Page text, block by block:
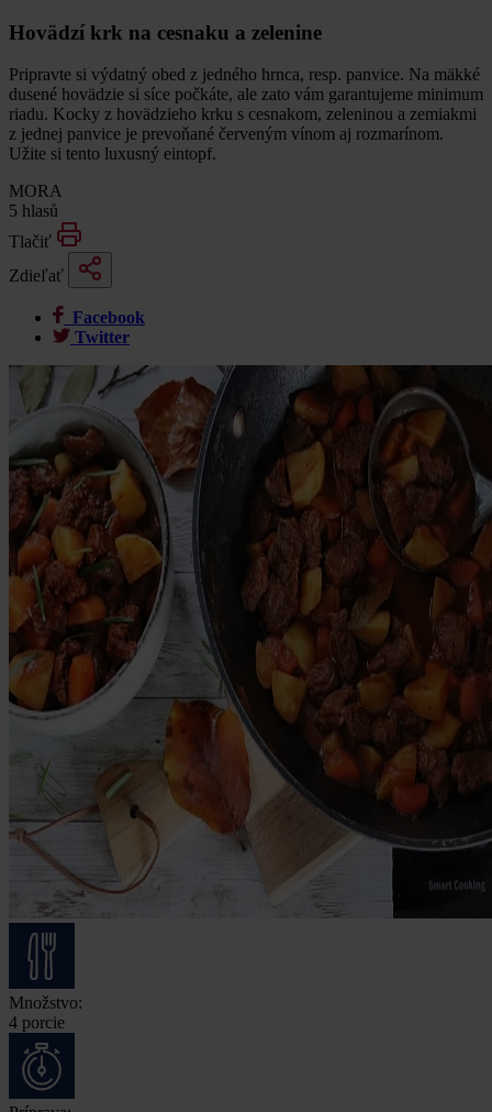
Hovädzí krk na cesnaku a zelenine
Pripravte si výdatný obed z jedného hrnca, resp. panvice. Na mäkké
dusené hovädzie si síce počkáte, ale zato vám garantujeme minimum
riadu. Kocky z hovädzieho krku s cesnakom, zeleninou a zemiakmi
z jednej panvice je prevoňané červeným vínom aj rozmarínom.
Užite si tento luxusný eintopf.
MORA
5 hlasů
Tlačiť
Zdieľať
Facebook
Twitter
Množstvo:
4 porcie